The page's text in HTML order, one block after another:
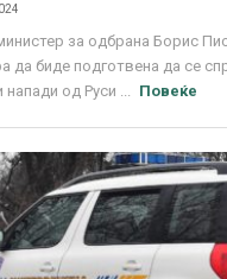
за одбрана Борис
да биде подготвена да се
од Руси ...
Повеќе